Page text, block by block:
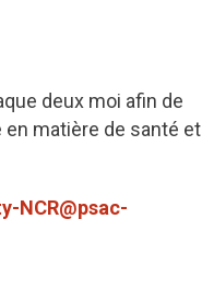
deux moi afin de
matière de santé et
NCR@psac-